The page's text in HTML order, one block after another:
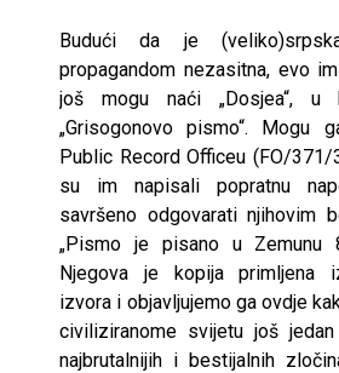
Budući da je
propagandom nezasitna, evo
još mogu naći „Dosjea“,
„Grisogonovo pismo“. Mogu
Public Record Officeu (FO/371/
su im napisali popratnu
savršeno odgovarati njihovim
„Pismo je pisano u Zemunu
Njegova je kopija primljena
izvora i objavljujemo ga ovdje
civiliziranome svijetu još
najbrutalnijih i bestijalnih